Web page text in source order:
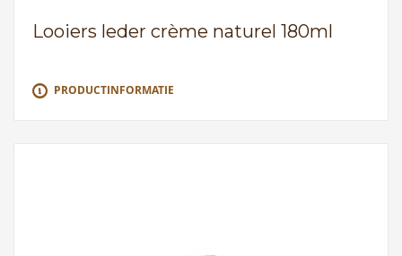
Looiers leder crème naturel 180ml
PRODUCTINFORMATIE